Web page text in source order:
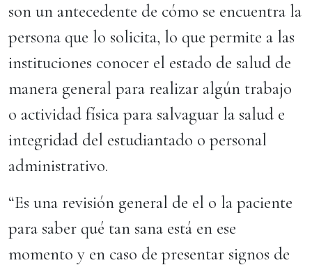
son un antecedente de cómo se encuentra la
persona que lo solicita, lo que permite a las
instituciones conocer el estado de salud de
manera general para realizar algún trabajo
o actividad física para salvaguar la salud e
integridad del estudiantado o personal
administrativo.
“Es una revisión general de el o la paciente
para saber qué tan sana está en ese
momento y en caso de presentar signos de